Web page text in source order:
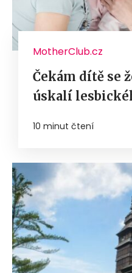
MotherClub.cz
Čekám dítě se
úskalí
10 minut čtení